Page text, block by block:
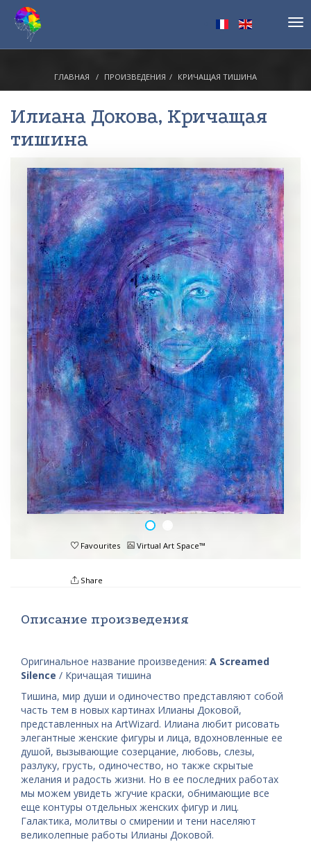
ГЛАВНАЯ ПРОИЗВЕДЕНИЯ КРИЧАЩАЯ ТИШИНА
Илиана Докова, Кричащая
тишина
Favourites Virtual Art Space™
Share
Описание произведения
Оригинальное название произведения: A Screamed
Silence / Кричащая тишина
Тишина, мир души и одиночество представляют собой
часть тем в новых картинах Илианы Доковой,
представленных на ArtWizard. Илиана любит рисовать
элегантные женские фигуры и лица, вдохновленные ее
душой, вызывающие созерцание, любовь, слезы,
разлуку, грусть, одиночество, но также скрытые
желания и радость жизни. Но в ее последних работах
мы можем увидеть жгучие краски, обнимающие все
еще контуры отдельных женских фигур и лиц.
Галактика, молитвы о смирении и тени населяют
великолепные работы Илианы Доковой.